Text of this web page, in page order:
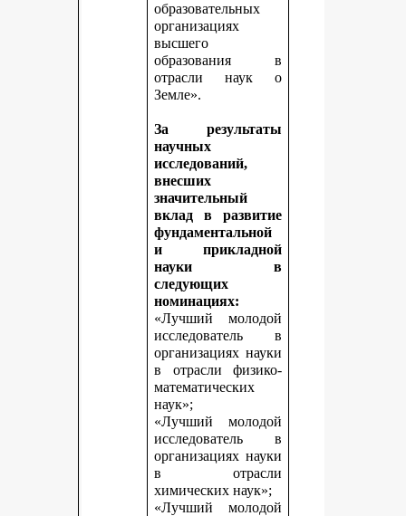
образовательных
организациях
высшего
образования в
отрасли наук о
Земле».
За результаты
научных
исследований,
внесших
значительный
вклад в развитие
фундаментальной
и прикладной
науки в
следующих
номинациях:
«Лучший молодой
исследователь в
организациях науки
в отрасли физико-
математических
наук»;
«Лучший молодой
исследователь в
организациях науки
в отрасли
химических наук»;
«Лучший молодой